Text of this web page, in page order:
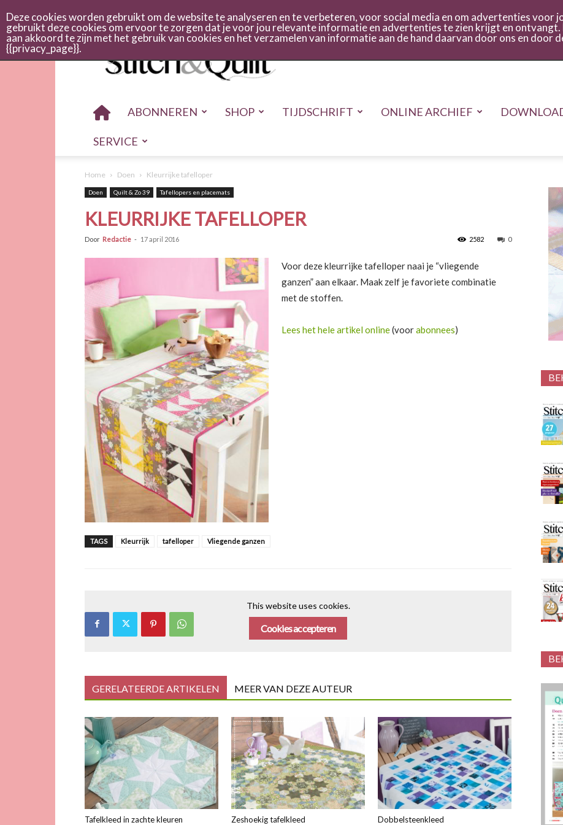
Stitch
quilt
ABONNEREN SHOP TIJDSCHRIFT ONLINE ARCHIEF
SERVICE
Home Doen Kleurrijke tafelloper
Doen Quilt & Zo 39 Tafellopers en placemats
KLEURRIJKE TAFELLOPER
Door Redactie - 17 april 2016 0
2582
Voor deze kleurrijke tafelloper naai je “vliegende
ganzen” aan elkaar. Maak zelf je favoriete combinatie
met de stoffen.
Lees het hele artikel online(voorabonnees)
TAGS Kleurrijk tafelloper Vliegende ganzen
This website uses cookies.
Cookies accepteren
GERELATEERDE ARTIKELEN MEER VAN DEZE AUTEUR
Tafelkleed in zachte kleuren Zeshoekig tafelkleed Dobbelsteenkleed
Deze cookies worden gebruikt om de website te analyseren en te verbeteren, voor social media en om advertenties voor
gebruikt deze cookies om ervoor te zorgen dat je voor jou relevante informatie en advertenties te zien krijgt en
aan akkoord te zijn met het gebruik van cookies en het verzamelen van informatie aan de hand daarvan door ons en door
{{privacy_page}}.